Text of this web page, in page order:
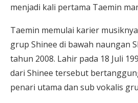
menjadi kali pertama Taemin
Taemin memulai karier
grup Shinee di bawah naungan
tahun 2008. Lahir pada 18 Juli
dari Shinee tersebut
penari utama dan sub vokalis